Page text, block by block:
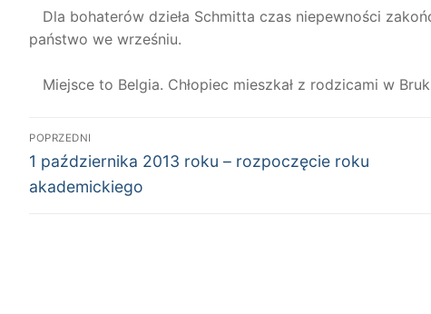
Dla bohaterów dzieła Schmitta czas niepewności
państwo we wrześniu.
Miejsce to Belgia. Chłopiec mieszkał z rodzicami w
Nawigacja
wpisu
POPRZEDNI
Poprzedni
wpis:
1 października 2013 roku – rozpoczęcie roku
akademickiego